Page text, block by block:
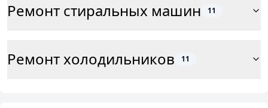
Ремонт стиральных машин 11
Ремонт холодильников 11